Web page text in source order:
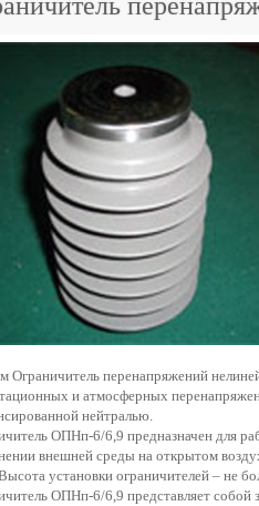
Ограничитель перенапряжений
и атмосферных
нейтралью.
ОПНп-6/6,9 предназначен для
внешней среды на открытом
установки ограничителей – не
ОПНп-6/6,9 представляет